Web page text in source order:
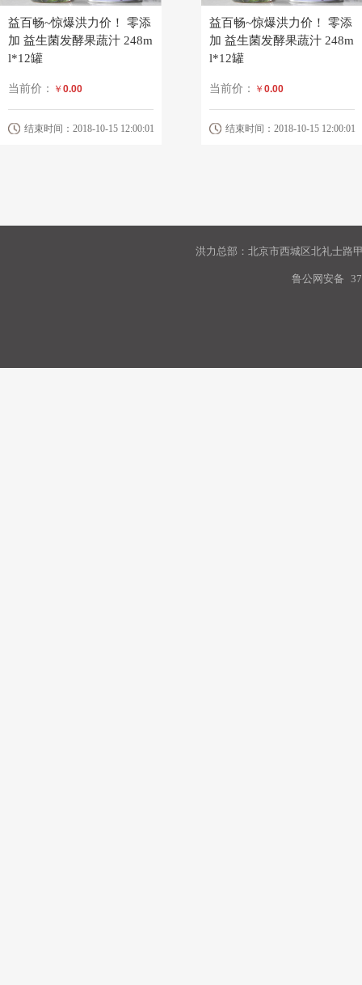
益百畅~惊爆洪力价！ 零添
加 益生菌发酵果蔬汁 248m
l*12罐
当前价： ￥ 0.00
结束时间：2018-10-15 12:00:01
益百畅~惊爆洪力价！ 零添
加 益生菌发酵果蔬汁 248m
l*12罐
当前价： ￥ 0.00
结束时间：2018-10-15 12:00:01
洪力总部：北京市西城区北礼士路
鲁公网安备